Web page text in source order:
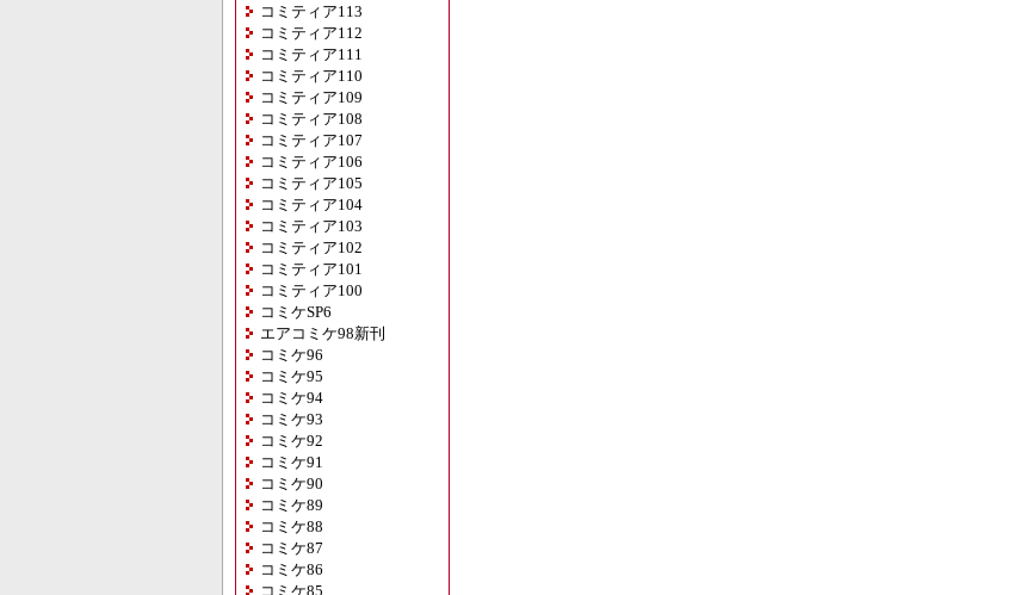
コミティア113
コミティア112
コミティア111
コミティア110
コミティア109
コミティア108
コミティア107
コミティア106
コミティア105
コミティア104
コミティア103
コミティア102
コミティア101
コミティア100
コミケSP6
エアコミケ98新刊
コミケ96
コミケ95
コミケ94
コミケ93
コミケ92
コミケ91
コミケ90
コミケ89
コミケ88
コミケ87
コミケ86
コミケ85